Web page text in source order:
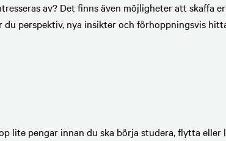
av? Det finns även möjligheter att skaffa
perspektiv, nya insikter och förhoppningsvis
lite pengar innan du ska börja studera, flytta